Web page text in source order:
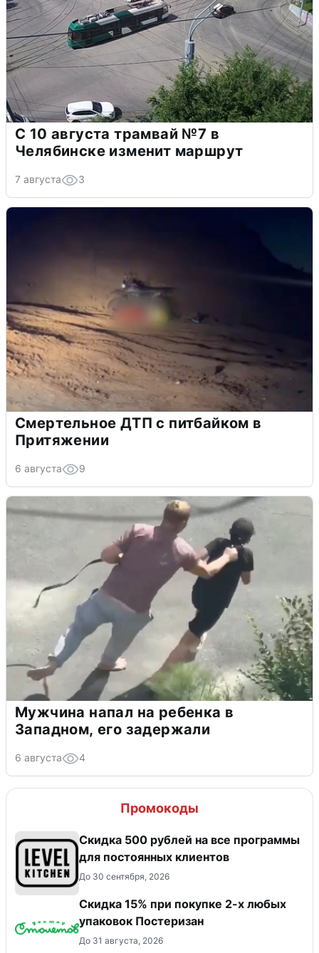
С 10 августа трамвай №7 в
Челябинске изменит маршрут
7 августа 3
Смертельное ДТП с питбайком в
Притяжении
6 августа 9
Мужчина напал на ребенка в
Западном, его задержали
6 августа 4
Промокоды
Скидка 500 рублей на все программы
для постоянных клиентов
До 30 сентября, 2026
Скидка 15% при покупке 2-х любых
упаковок Постеризан
До 31 августа, 2026